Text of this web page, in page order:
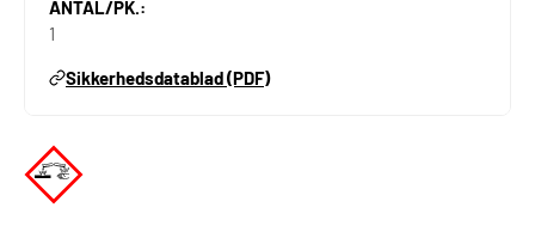
ANTAL/PK.:
1
Sikkerhedsdatablad (PDF)